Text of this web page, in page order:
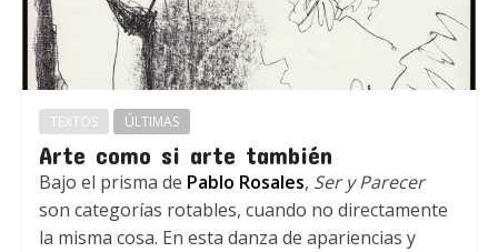
TEXTOS ÚLTIMAS
Arte como si arte también
Bajo el prisma de Pablo Rosales, Ser y Parecer
son categorías rotables, cuando no directamente
la misma cosa. En esta danza de apariencias y